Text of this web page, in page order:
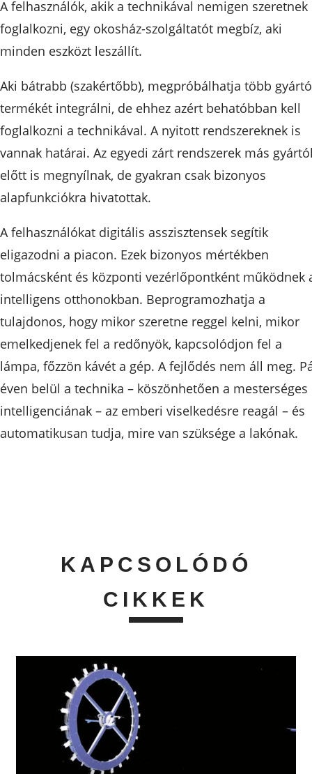
A felhasználók, akik a technikával nemigen szeretnek
foglalkozni, egy okosház-szolgáltatót megbíz, aki
minden eszközt leszállít.
Aki bátrabb (szakértőbb), megpróbálhatja több gyártó
termékét integrálni, de ehhez azért behatóbban kell
foglalkozni a technikával. A nyitott rendszereknek is
vannak határai. Az egyedi zárt rendszerek más
előtt is megnyílnak, de gyakran csak bizonyos
alapfunkciókra hivatottak.
A felhasználókat digitális asszisztensek segítik
eligazodni a piacon. Ezek bizonyos mértékben
tolmácsként és központi vezérlőpontként működnek
intelligens otthonokban. Beprogramozhatja a
tulajdonos, hogy mikor szeretne reggel kelni, mikor
emelkedjenek fel a redőnyök, kapcsolódjon fel a
lámpa, főzzön kávét a gép. A fejlődés nem áll meg.
éven belül a technika – köszönhetően a mesterséges
intelligenciának – az emberi viselkedésre reagál – és
automatikusan tudja, mire van szüksége a lakónak.
KAPCSOLÓDÓ
CIKKEK